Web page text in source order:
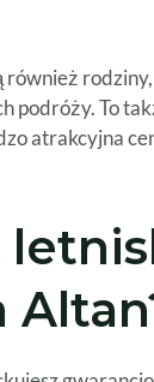
podróży. To
atrakcyjna